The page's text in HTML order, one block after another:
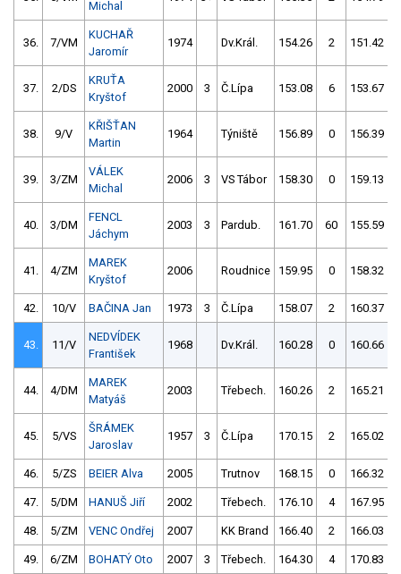
Michal
36. 7/VM
KUCHAŘ
Jaromír
1974 Dv.Král. 154.26 2 151.42
37. 2/DS
KRUŤA
Kryštof
2000 3 Č.Lípa 153.08 6 153.67
38. 9/V
KŘIŠŤAN
Martin
1964 Týniště 156.89 0 156.39
39. 3/ZM
VÁLEK
Michal
2006 3 VS Tábor 158.30 0 159.13
40. 3/DM
FENCL
Jáchym
2003 3 Pardub. 161.70 60 155.59
41. 4/ZM
MAREK
Kryštof
2006 Roudnice 159.95 0 158.32
42. 10/V BAČINA Jan 1973 3 Č.Lípa 158.07 2 160.37
43. 11/V
NEDVÍDEK
František
1968 Dv.Král. 160.28 0 160.66
44. 4/DM
MAREK
Matyáš
2003 Třebech. 160.26 2 165.21
45. 5/VS
ŠRÁMEK
Jaroslav
1957 3 Č.Lípa 170.15 2 165.02
46. 5/ZS BEIER Alva 2005 Trutnov 168.15 0 166.32
47. 5/DM HANUŠ Jiří 2002 Třebech. 176.10 4 167.95
48. 5/ZM VENC Ondřej 2007 KK Brand 166.40 2 166.03
49. 6/ZM BOHATÝ Oto 2007 3 Třebech. 164.30 4 170.83